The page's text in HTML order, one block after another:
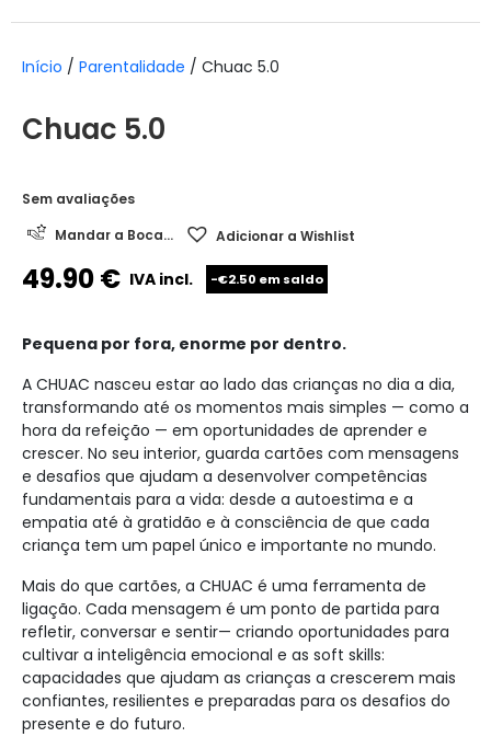
Início / Parentalidade / Chuac 5.0
Chuac 5.0
Sem avaliações
Mandar a Boca...
Adicionar a Wishlist
49.90€ IVA incl. -€2.50 em saldo
Pequena por fora, enorme por dentro.
A CHUAC nasceu estar ao lado das crianças no dia a dia,
transformando até os momentos mais simples — como a
hora da refeição — em oportunidades de aprender e
crescer. No seu interior, guarda cartões com mensagens
e desafios que ajudam a desenvolver competências
fundamentais para a vida: desde a autoestima e a
empatia até à gratidão e à consciência de que cada
criança tem um papel único e importante no mundo.
Mais do que cartões, a CHUAC é uma ferramenta de
ligação. Cada mensagem é um ponto de partida para
refletir, conversar e sentir— criando oportunidades para
cultivar a inteligência emocional e as soft skills:
capacidades que ajudam as crianças a crescerem mais
confiantes, resilientes e preparadas para os desafios do
presente e do futuro.